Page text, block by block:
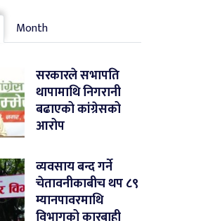
Month
सरकारले सभापति
थापामाथि निगरानी
बढाएको कांग्रेसको
आरोप
व्यवसाय बन्द गर्ने
चेतावनीकाबीच थप ८९
म्यानपावरमाथि